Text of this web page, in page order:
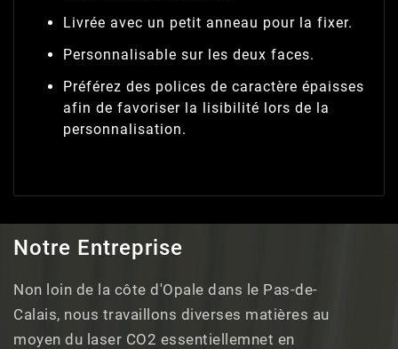
Livrée avec un petit anneau pour la fixer.
Personnalisable sur les deux faces.
Préférez des polices de caractère épaisses
afin de favoriser la lisibilité lors de la
personnalisation.
Notre Entreprise
Non loin de la côte d'Opale dans le Pas-de-
Calais, nous travaillons diverses matières au
moyen du laser CO2 essentiellemnet en